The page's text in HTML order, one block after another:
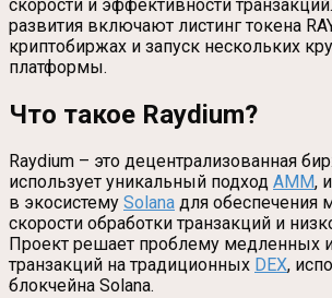
скорости и эффективности
развития включают листинг токена
криптобиржах и запуск нескольких
платформы.
Что такое Raydium?
Raydium – это децентрализованная
использует уникальный подход AMM,
в экосистему Solana для обеспечения
скорости обработки транзакций и
Проект решает проблему медленных
транзакций на традиционных DEX,
блокчейна Solana.